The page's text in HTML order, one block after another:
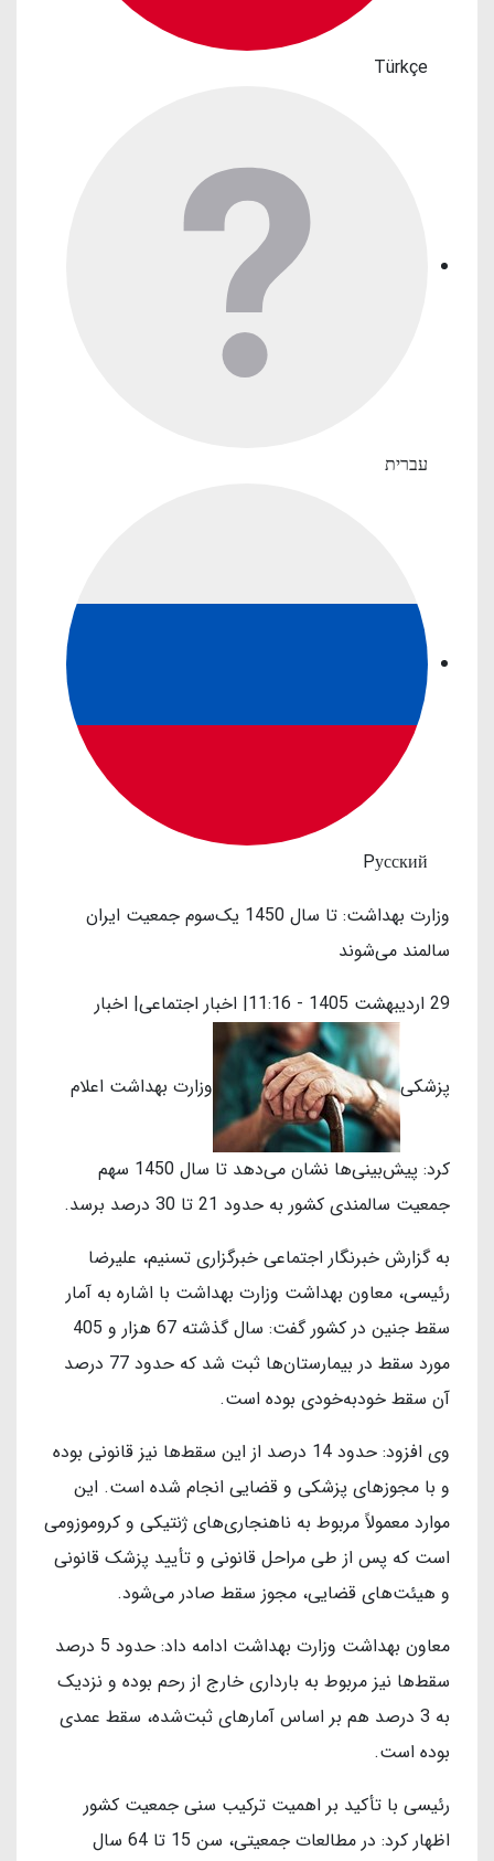
Türkçe
עברית
Pусский
وزارت بهداشت: تا سال 1450 یک‌سوم جمعیت ایران
سالمند می‌شوند
29 ارديبهشت 1405 - 11:16| اخبار اجتماعی| اخبار
پزشکی وزارت بهداشت اعلام
کرد: پیش‌بینی‌ها نشان می‌دهد تا سال 1450 سهم
جمعیت سالمندی کشور به حدود 21 تا 30 درصد برسد.
به گزارش خبرنگار اجتماعی خبرگزاری تسنیم، علیرضا
رئیسی، معاون بهداشت وزارت بهداشت با اشاره به آمار
سقط جنین در کشور گفت: سال گذشته 67 هزار و 405
مورد سقط در بیمارستان‌ها ثبت شد که حدود 77 درصد
آن سقط خودبه‌خودی بوده است.
وی افزود: حدود 14 درصد از این سقط‌ها نیز قانونی بوده
و با مجوزهای پزشکی و قضایی انجام شده است. این
موارد معمولاً مربوط به ناهنجاری‌های ژنتیکی و کروموزومی
است که پس از طی مراحل قانونی و تأیید پزشک قانونی
و هیئت‌های قضایی، مجوز سقط صادر می‌شود.
معاون بهداشت وزارت بهداشت ادامه داد: حدود 5 درصد
سقط‌ها نیز مربوط به بارداری خارج از رحم بوده و نزدیک
به 3 درصد هم بر اساس آمارهای ثبت‌شده، سقط عمدی
بوده است.
رئیسی با تأکید بر اهمیت ترکیب سنی جمعیت کشور
اظهار کرد: در مطالعات جمعیتی، سن 15 تا 64 سال